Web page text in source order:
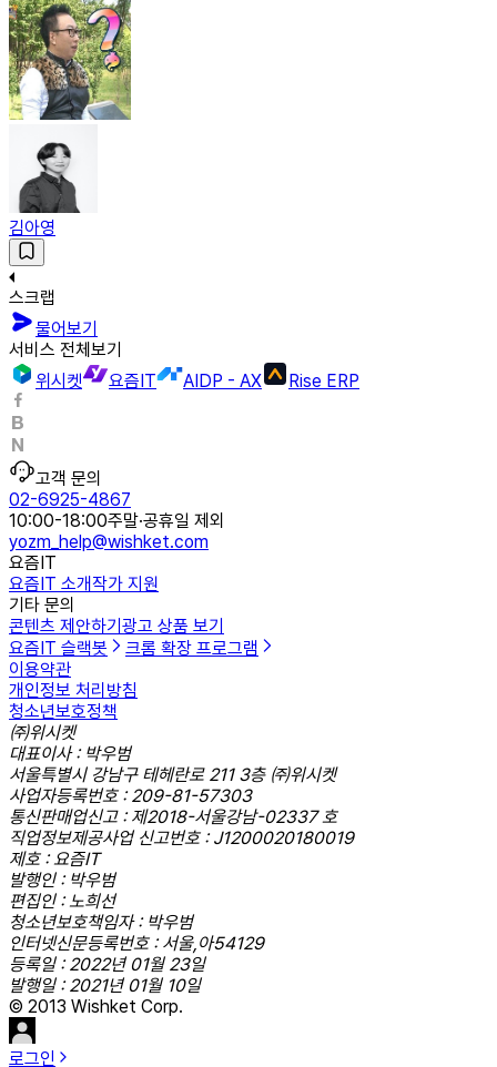
김아영
스크랩
물어보기
서비스 전체보기
위시켓
요즘IT AIDP - AX Rise ERP
고객 문의
02-6925-4867
10:00-18:00주말·공휴일 제외
yozm_help@wishket.com
요즘IT
요즘IT 소개작가 지원
기타 문의
콘텐츠 제안하기 광고 상품 보기
요즘IT 슬랙봇
크롬 확장 프로그램
이용약관
개인정보 처리방침
청소년보호정책
㈜위시켓
대표이사 : 박우범
서울특별시 강남구 테헤란로 211 3층 ㈜위시켓
사업자등록번호 : 209-81-57303
통신판매업신고 : 제2018-서울강남-02337 호
직업정보제공사업 신고번호 : J1200020180019
제호 : 요즘IT
발행인 : 박우범
편집인 : 노희선
청소년보호책임자 : 박우범
인터넷신문등록번호 : 서울,아54129
등록일 : 2022년 01월 23일
발행일 : 2021년 01월 10일
© 2013 Wishket Corp.
로그인